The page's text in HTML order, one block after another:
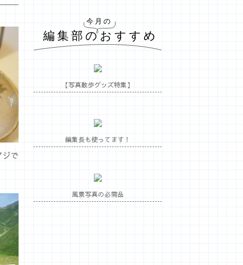
で
【写真散歩グッズ特集】
編集長も使ってます！
風景写真の必需品